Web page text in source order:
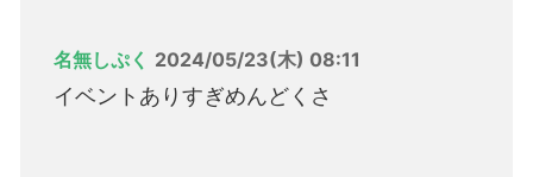
名無しぷく 2024/05/23(木) 08:11
イベントありすぎめんどくさ